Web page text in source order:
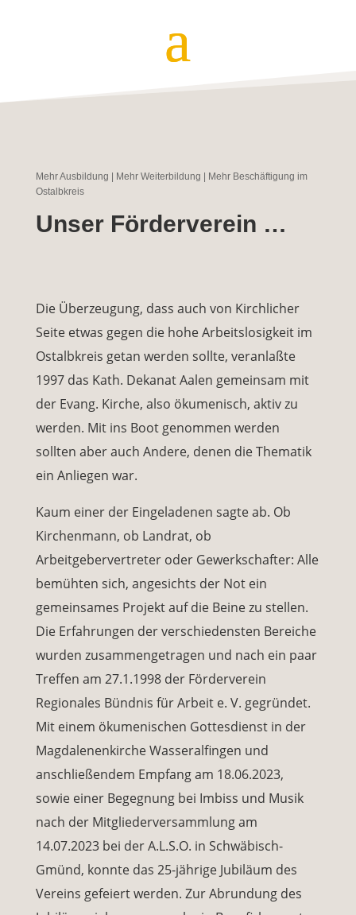
Mehr Ausbildung | Mehr Weiterbildung | Mehr Beschäftigung im
Ostalbkreis
Unser Förderverein …
Die Überzeugung, dass auch von Kirchlicher
Seite etwas gegen die hohe Arbeitslosigkeit im
Ostalbkreis getan werden sollte, veranlaßte
1997 das Kath. Dekanat Aalen gemeinsam mit
der Evang. Kirche, also ökumenisch, aktiv zu
werden. Mit ins Boot genommen werden
sollten aber auch Andere, denen die Thematik
ein Anliegen war.
Kaum einer der Eingeladenen sagte ab. Ob
Kirchenmann, ob Landrat, ob
Arbeitgebervertreter oder Gewerkschafter: Alle
bemühten sich, angesichts der Not ein
gemeinsames Projekt auf die Beine zu stellen.
Die Erfahrungen der verschiedensten Bereiche
wurden zusammengetragen und nach ein paar
Treffen am 27.1.1998 der Förderverein
Regionales Bündnis für Arbeit e. V. gegründet.
Mit einem ökumenischen Gottesdienst in der
Magdalenenkirche Wasseralfingen und
anschließendem Empfang am 18.06.2023,
sowie einer Begegnung bei Imbiss und Musik
nach der Mitgliederversammlung am
14.07.2023 bei der A.L.S.O. in Schwäbisch-
Gmünd, konnte das 25-jährige Jubiläum des
Vereins gefeiert werden. Zur Abrundung des